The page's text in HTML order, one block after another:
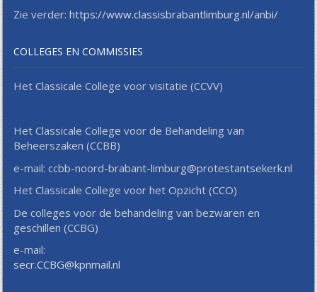
Zie verder:https://www.classisbrabantlimburg.nl/anbi/
COLLEGES EN COMMISSIES
Het Classicale College voor visitatie (CCVV)
Het Classicale College voor de Behandeling van
Beheerszaken (CCBB)
e-mail: ccbb-noord-brabant-limburg@protestantsekerk.nl
Het Classicale College voor het Opzicht (CCO)
De colleges voor de behandeling van bezwaren en
geschillen (CCBG)
e-mail:
secr.CCBG@kpnmail.nl